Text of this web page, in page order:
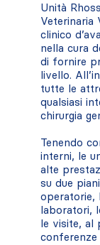
Unità
Veterinaria
clinico
nella cura
di fornire
livello.
tutte le
qualsiasi
chirurgia
Tenendo
interni, le
alte
su due
operatorie,
laboratori,
le visite, al
conferenze